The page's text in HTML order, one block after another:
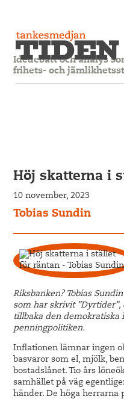
Idédebatt och analys
frihets- och
Höj skatterna i
10 november, 2023
Tobias Sundin
Riksbanken? Tobias
som har skrivit
tillbaka den demokratiska
penningpolitiken.
Inflationen lämnar ingen
basvaror som el, mjölk,
bostadslånet. Tio års
samhället på väg
händer. De höga herrarna